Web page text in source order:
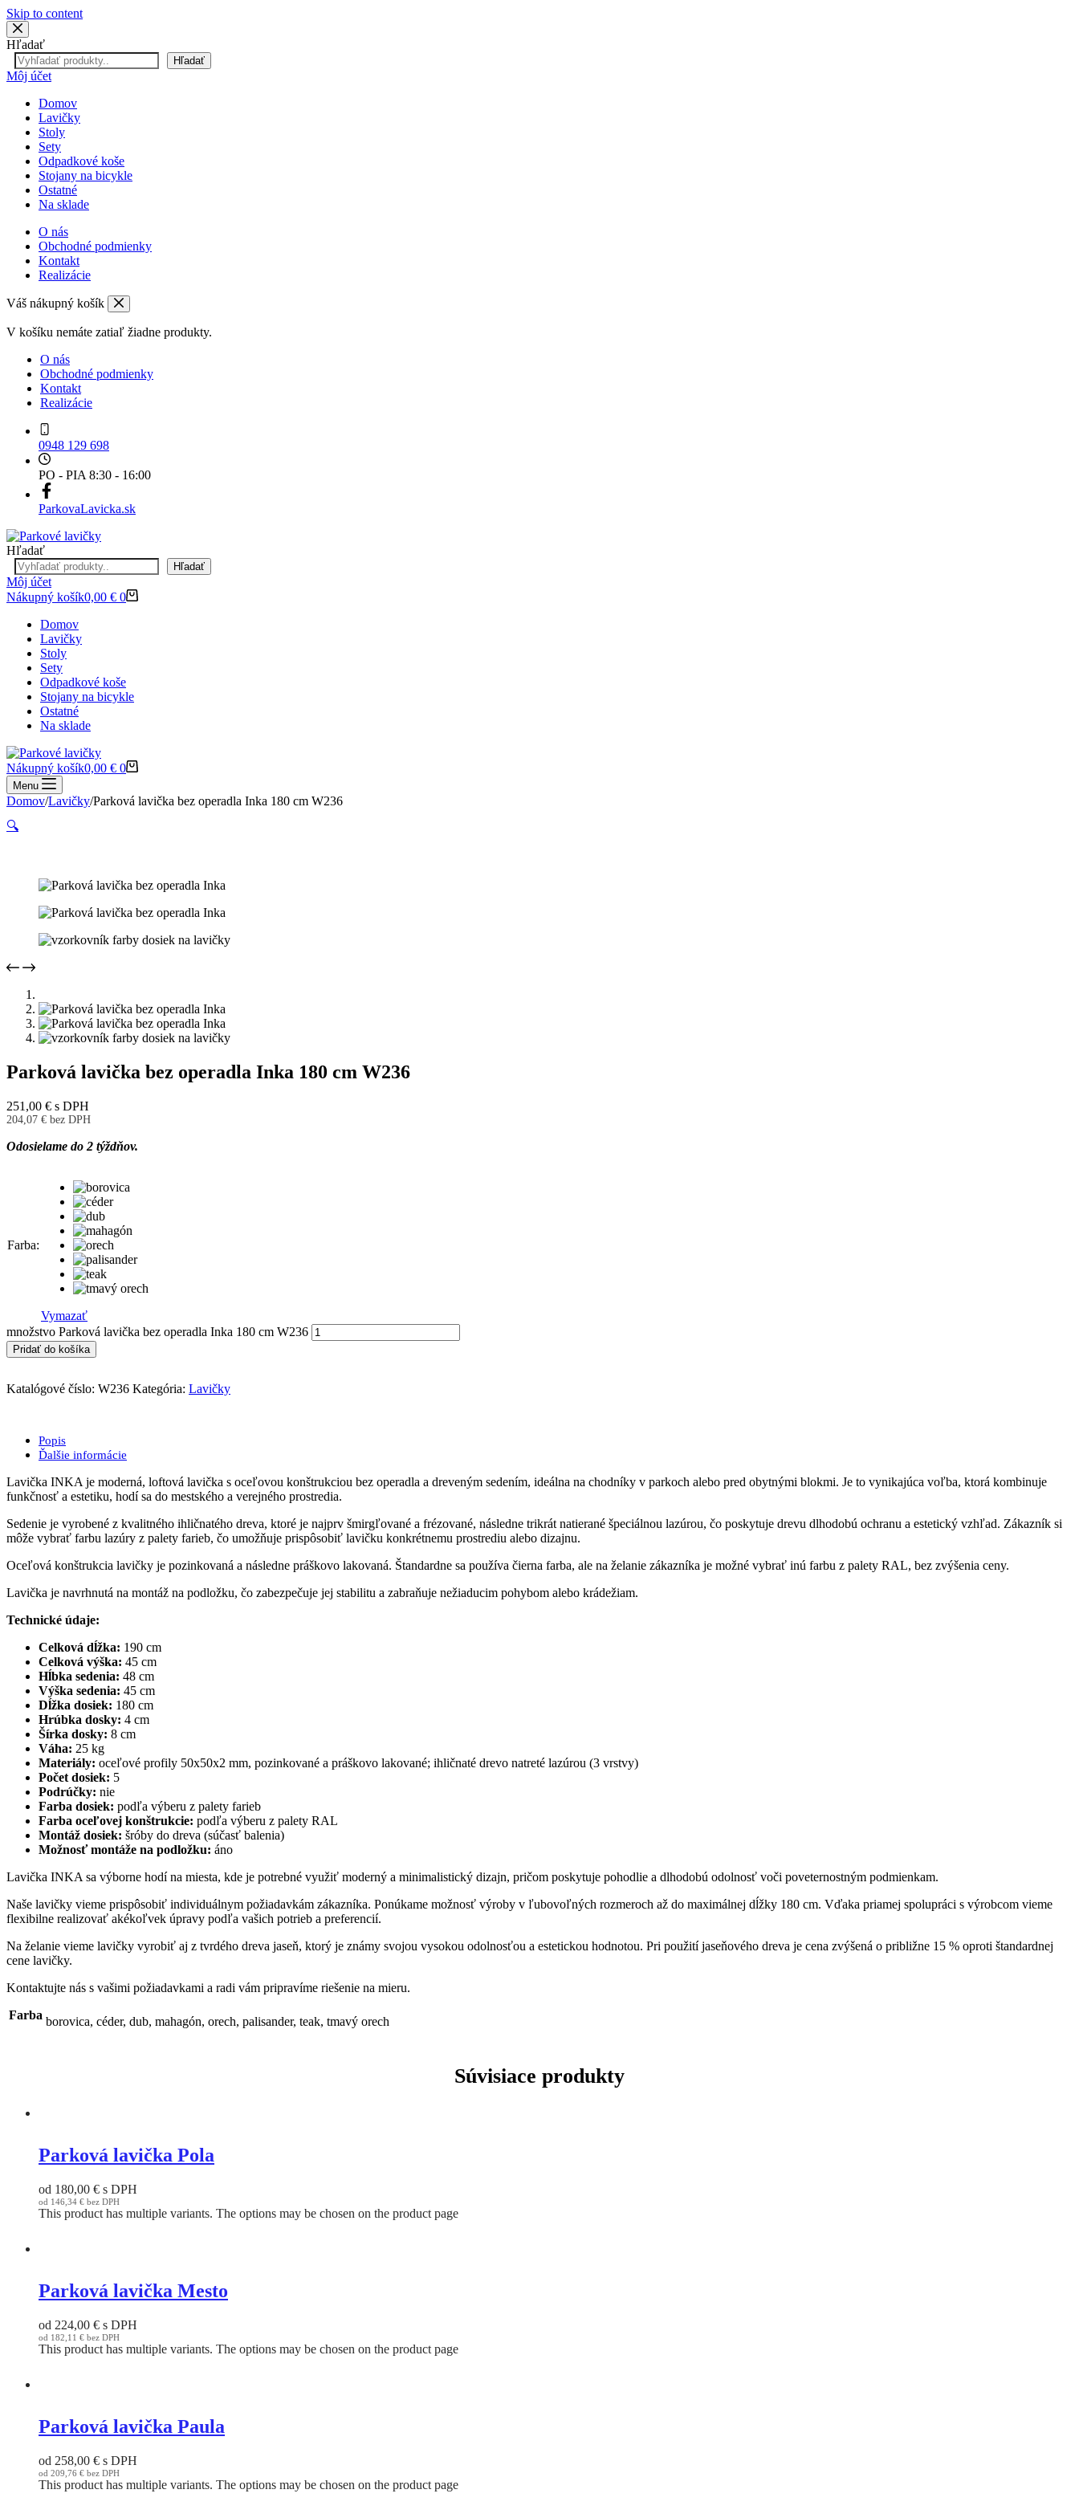
Skip to content
Hľadať
Hľadať
Môj účet
Domov
Lavičky
Stoly
Sety
Odpadkové koše
Stojany na bicykle
Ostatné
Na sklade
O nás
Obchodné podmienky
Kontakt
Realizácie
Váš nákupný košík
V košíku nemáte zatiaľ žiadne produkty.
O nás
Obchodné podmienky
Kontakt
Realizácie
0948 129 698
PO - PIA 8:30 - 16:00
ParkovaLavicka.sk
Hľadať
Hľadať
Môj účet
Nákupný košík0,00 € 0
Domov
Lavičky
Stoly
Sety
Odpadkové koše
Stojany na bicykle
Ostatné
Na sklade
Nákupný košík0,00 € 0
Menu
Domov/Lavičky/Parková lavička bez operadla Inka 180 cm W236
🔍
Parková lavička bez operadla Inka 180 cm W236
251,00 € s DPH
204,07 € bez DPH
Odosielame do 2 týždňov.
Farba
Vymazať
množstvo Parková lavička bez operadla Inka 180 cm W236
Pridať do košíka
Katalógové číslo: W236 Kategória: Lavičky
Popis
Ďalšie informácie
Lavička INKA je moderná, loftová lavička s oceľovou konštrukciou bez operadla a dreveným sedením, ideálna na chodníky v parkoch alebo pred obytnými blokmi. Je to vynikajúca voľba, ktorá kombinuje
funkčnosť a estetiku, hodí sa do mestského a verejného prostredia.
Sedenie je vyrobené z kvalitného ihličnatého dreva, ktoré je najprv šmirgľované a frézované, následne trikrát natierané špeciálnou lazúrou, čo poskytuje drevu dlhodobú ochranu a estetický vzhľad. Zákazník si
môže vybrať farbu lazúry z palety farieb, čo umožňuje prispôsobiť lavičku konkrétnemu prostrediu alebo dizajnu.
Oceľová konštrukcia lavičky je pozinkovaná a následne práškovo lakovaná. Štandardne sa používa čierna farba, ale na želanie zákazníka je možné vybrať inú farbu z palety RAL, bez zvýšenia ceny.
Lavička je navrhnutá na montáž na podložku, čo zabezpečuje jej stabilitu a zabraňuje nežiaducim pohybom alebo krádežiam.
Technické údaje:
Celková dĺžka: 190 cm
Celková výška: 45 cm
Hĺbka sedenia: 48 cm
Výška sedenia: 45 cm
Dĺžka dosiek: 180 cm
Hrúbka dosky: 4 cm
Šírka dosky: 8 cm
Váha: 25 kg
Materiály: oceľové profily 50x50x2 mm, pozinkované a práškovo lakované; ihličnaté drevo natreté lazúrou (3 vrstvy)
Počet dosiek: 5
Podrúčky: nie
Farba dosiek: podľa výberu z palety farieb
Farba oceľovej konštrukcie: podľa výberu z palety RAL
Montáž dosiek: šróby do dreva (súčasť balenia)
Možnosť montáže na podložku: áno
Lavička INKA sa výborne hodí na miesta, kde je potrebné využiť moderný a minimalistický dizajn, pričom poskytuje pohodlie a dlhodobú odolnosť voči poveternostným podmienkam.
Naše lavičky vieme prispôsobiť individuálnym požiadavkám zákazníka. Ponúkame možnosť výroby v ľubovoľných rozmeroch až do maximálnej dĺžky 180 cm. Vďaka priamej spolupráci s výrobcom vieme
flexibilne realizovať akékoľvek úpravy podľa vašich potrieb a preferencií.
Na želanie vieme lavičky vyrobiť aj z tvrdého dreva jaseň, ktorý je známy svojou vysokou odolnosťou a estetickou hodnotou. Pri použití jaseňového dreva je cena zvýšená o približne 15 % oproti štandardnej
cene lavičky.
Kontaktujte nás s vašimi požiadavkami a radi vám pripravíme riešenie na mieru.
Farba borovica, céder, dub, mahagón, orech, palisander, teak, tmavý orech
Súvisiace produkty
Parková lavička Pola
od 180,00 € s DPH
od 146,34 € bez DPH
This product has multiple variants. The options may be chosen on the product page
Parková lavička Mesto
od 224,00 € s DPH
od 182,11 € bez DPH
This product has multiple variants. The options may be chosen on the product page
Parková lavička Paula
od 258,00 € s DPH
od 209,76 € bez DPH
This product has multiple variants. The options may be chosen on the product page